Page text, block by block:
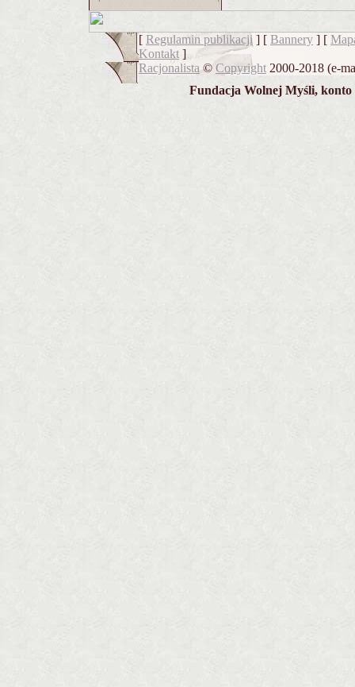
[ Regulamin publikacji ] [ Bannery ] [
Kontakt ]
Racjonalista © Copyright 2000-2018 (e-
Fundacja Wolnej Myśli, konto